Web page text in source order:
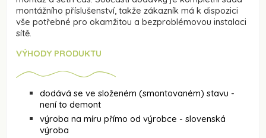
montážního příslušenství, takže zákazník má k dispozici
vše potřebné pro okamžitou a bezproblémovou instalaci
sítě.
VÝHODY PRODUKTU
dodává se ve složeném (smontovaném) stavu -
není to demont
výroba na míru přímo od výrobce - slovenská
výroba